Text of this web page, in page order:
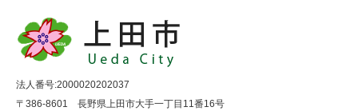
法人番号:2000020202037
〒386-8601 長野県上田市大手一丁目11番16号